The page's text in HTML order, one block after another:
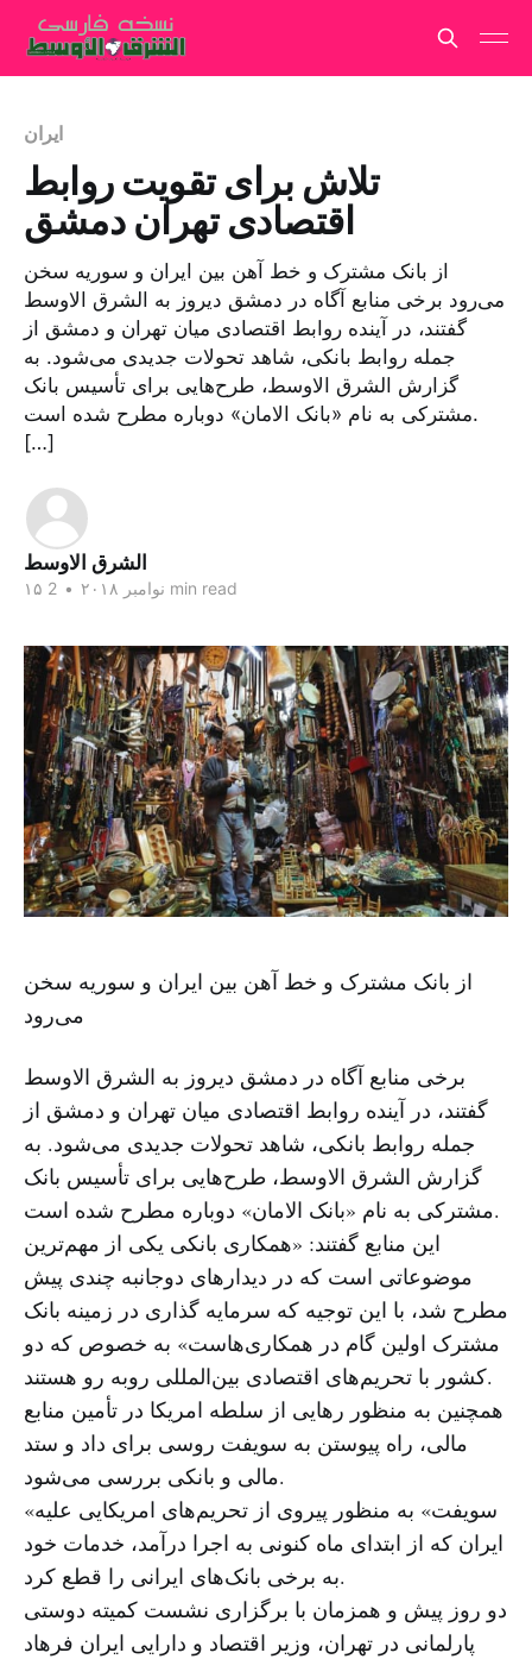
ایران
تلاش برای تقویت روابط
اقتصادی تهران دمشق
از بانک مشترک و خط آهن بین ایران و سوریه سخن
می‌رود برخی منابع آگاه در دمشق دیروز به الشرق الاوسط
گفتند، در آینده روابط اقتصادی میان تهران و دمشق از
جمله روابط بانکی، شاهد تحولات جدیدی می‌شود. به
گزارش الشرق الاوسط، طرح‌هایی برای تأسیس بانک
مشترکی به نام «بانک الامان» دوباره مطرح شده است.
[…]
الشرق الاوسط
۱۵ نوامبر ۲۰۱۸ • 2 min read
از بانک مشترک و خط آهن بین ایران و سوریه سخن
می‌رود
برخی منابع آگاه در دمشق دیروز به الشرق الاوسط
گفتند، در آینده روابط اقتصادی میان تهران و دمشق از
جمله روابط بانکی، شاهد تحولات جدیدی می‌شود. به
گزارش الشرق الاوسط، طرح‌هایی برای تأسیس بانک
مشترکی به نام «بانک الامان» دوباره مطرح شده است.
این منابع گفتند: «همکاری بانکی یکی از مهم‌ترین
موضوعاتی است که در دیدارهای دوجانبه چندی پیش
مطرح شد، با این توجیه که سرمایه گذاری در زمینه بانک
مشترک اولین گام در همکاری‌هاست» به خصوص که دو
کشور با تحریم‌های اقتصادی بین‌المللی روبه رو هستند.
همچنین به منظور رهایی از سلطه امریکا در تأمین منابع
مالی، راه پیوستن به سویفت روسی برای داد و ستد
مالی و بانکی بررسی می‌شود.
«سویفت» به منظور پیروی از تحریم‌های امریکایی علیه
ایران که از ابتدای ماه کنونی به اجرا درآمد، خدمات خود
به برخی بانک‌های ایرانی را قطع کرد.
دو روز پیش و همزمان با برگزاری نشست کمیته دوستی
پارلمانی در تهران، وزیر اقتصاد و دارایی ایران فرهاد